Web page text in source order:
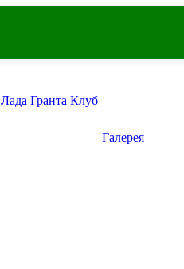
Лада Гранта Клуб
Галерея